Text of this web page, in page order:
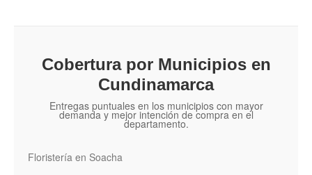
Cobertura por Municipios en
Cundinamarca
Entregas puntuales en los municipios con mayor
demanda y mejor intención de compra en el
departamento.
Floristería en Soacha